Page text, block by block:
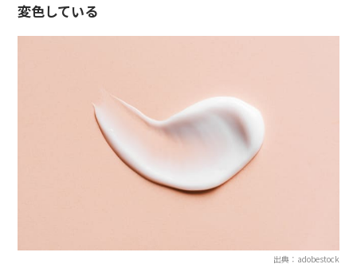
変色している
出典：adobestock